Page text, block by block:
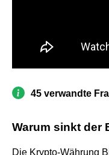
45 verwandte
Warum sinkt der
Die Krypto-Währung